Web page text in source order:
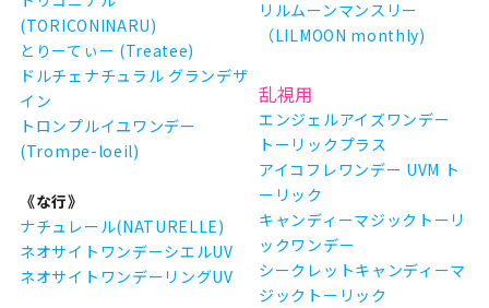
(TORICONINARU)
とりーてぃー (Treatee)
ドルチェナチュラル グランデザ
イン
トロンプルイユワンデー
(Trompe-loeil)
《な行》
ナチュレール(NATURELLE)
ネオサイトワンデーシエルUV
ネオサイトワンデーリングUV
リルムーンマンスリー
（LILMOON monthly)
乱視用
エンジェルアイズワンデー
トーリックプラス
アイコフレワンデー UVM ト
ーリック
キャンディーマジックトーリ
ックワンデー
シークレットキャンディーマ
ジックトーリック